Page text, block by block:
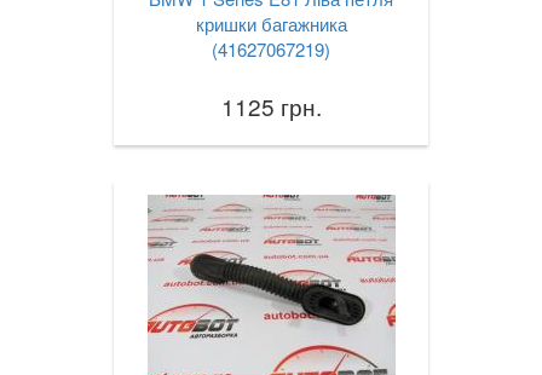
кришки багажника
(41627067219)
1125 грн.